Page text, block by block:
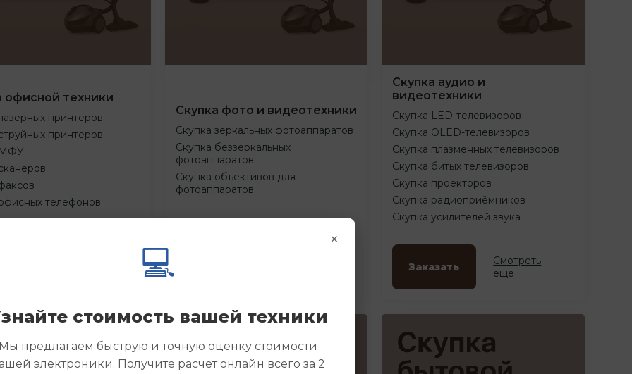
офисной техники
принтеров
принтеров
МФУ
телефонов
Скупка фото и видеотехники
Скупка зеркальных фотоаппаратов
Скупка беззеркальных
фотоаппаратов
Скупка объективов для
фотоаппаратов
Скупка аудио и
видеотехники
Скупка LED-телевизоров
Скупка OLED-телевизоров
Скупка плазменных телевизоров
Скупка битых телевизоров
Скупка проекторов
Скупка радиоприёмников
Скупка усилителей звука
Заказать
Смотреть
еще
×
💻
стоимость вашей техники
предлагаем быструю и точную оценку стоимости
электроники. Получите расчет онлайн всего за 2